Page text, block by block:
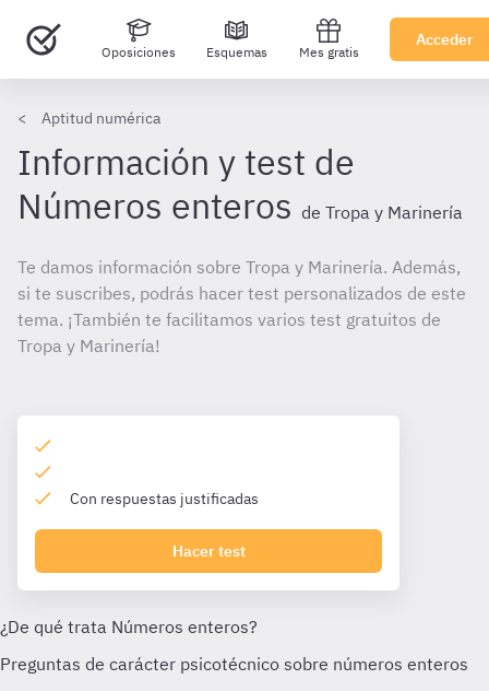
Oposiciones Esquemas Mes gratis
Acceder
Aptitud numérica
Información y test de
Números enteros de Tropa y Marinería
Te damos información sobre Tropa y Marinería. Además,
si te suscribes, podrás hacer test personalizados de este
tema. ¡También te facilitamos varios test gratuitos de
Tropa y Marinería!
Con respuestas justificadas
Hacer test